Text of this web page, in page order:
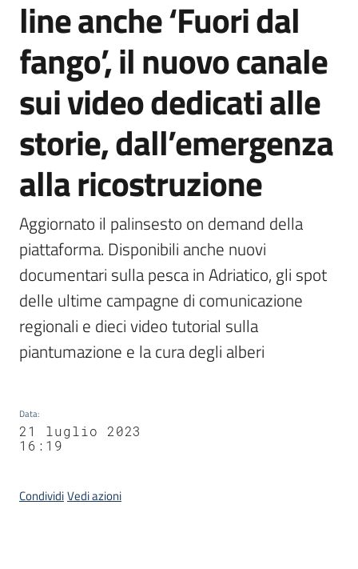
line anche ‘Fuori dal
fango’, il nuovo canale
sui video dedicati alle
storie, dall’emergenza
alla ricostruzione
Aggiornato il palinsesto on demand della
piattaforma. Disponibili anche nuovi
documentari sulla pesca in Adriatico, gli spot
delle ultime campagne di comunicazione
regionali e dieci video tutorial sulla
piantumazione e la cura degli alberi
Data:
21 luglio 2023
16:19
CondividiVedi azioni